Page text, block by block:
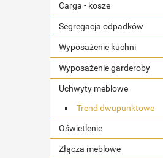
Carga - kosze
Segregacja odpadków
Wyposażenie kuchni
Wyposażenie garderoby
Uchwyty meblowe
Trend dwupunktowe
Oświetlenie
Złącza meblowe